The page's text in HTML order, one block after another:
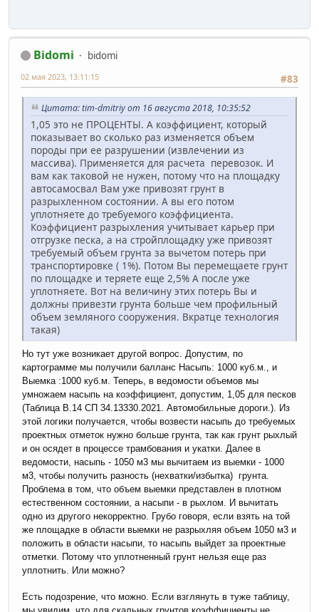
Bidomi
bidomi
#83
02 мая 2023, 13:11:15
Цитата: tim-dmitriy от 16 августа 2018, 10:35:52
1,05 это не ПРОЦЕНТЫ. А коэффициент, который
показывает во сколько раз изменяется объем
породы при ее разрушении (извлечении из
массива). Применяется для расчета перевозок. И
вам как таковой не нужен, потому что на площадку
автосамосвал Вам уже привозят грунт в
разрыхленном состоянии. А вы его потом
уплотняете до требуемого коэффициента.
Коэффициент разрыхления учитывает карьер при
отгрузке песка, а на стройплощадку уже привозят
требуемый объем грунта за вычетом потерь при
транспортировке ( 1%). Потом Вы перемещаете грунт
по площадке и теряете еще 2,5% А после уже
уплотняете. Вот на величину этих потерь Вы и
должны привезти грунта больше чем профильный
объем земляного сооружения. Вкратце технология
такая)
Но тут уже возникает другой вопрос. Допустим, по
картограмме мы получили балланс Насыпь: 1000 куб.м., и
Выемка :1000 куб.м. Теперь, в ведомости объемов мы
умножаем насыпь на коэффициент, допустим, 1,05 для песков
(Таблица В.14 СП 34.13330.2021. Автомобильные дороги.). Из
этой логики получается, чтобы возвести насыпь до требуемых
проектных отметок нужно больше грунта, так как грунт рыхлый
и он осядет в процессе трамбования и укатки. Далее в
ведомости, насыпь - 1050 м3 мы вычитаем из выемки - 1000
м3, чтобы получить разность (нехватки/избытка) грунта.
Проблема в том, что объем выемки представлен в плотном
естественном состоянии, а насыпи - в рыхлом. И вычитать
одно из другого некорректно. Грубо говоря, если взять на той
же площадке в области выемки не разрыхляя объем 1050 м3 и
положить в области насыпи, то насыпь выйдет за проектные
отметки. Потому что уплотненный грунт нельзя еще раз
уплотнить. Или можно?
Есть подозрение, что можно. Если взглянуть в туже таблицу,